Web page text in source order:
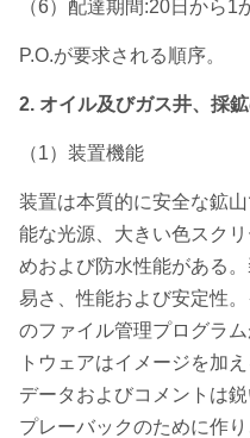
（6）配達期間:20日から1
P.O.が要求される順序。
2. オイル及びガス井、採
（1）装置機能
装置は本質的に安全な鉱
能な光源、大きい色スク
めおよび防水性能がある
易さ、性能および安定性
のファイル管理プログラ
トウェアはイメージを加
データおよびコメントは
プレーバックのために作